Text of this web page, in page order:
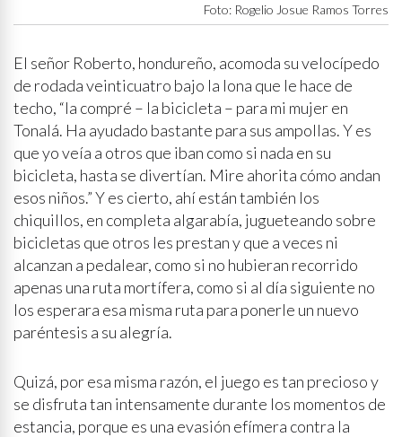
Foto: Rogelio Josue Ramos Torres
El señor Roberto, hondureño, acomoda su velocípedo
de rodada veinticuatro bajo la lona que le hace de
techo, “la compré – la bicicleta – para mi mujer en
Tonalá. Ha ayudado bastante para sus ampollas. Y es
que yo veía a otros que iban como si nada en su
bicicleta, hasta se divertían. Mire ahorita cómo andan
esos niños.” Y es cierto, ahí están también los
chiquillos, en completa algarabía, jugueteando sobre
bicicletas que otros les prestan y que a veces ni
alcanzan a pedalear, como si no hubieran recorrido
apenas una ruta mortífera, como si al día siguiente no
los esperara esa misma ruta para ponerle un nuevo
paréntesis a su alegría.
Quizá, por esa misma razón, el juego es tan precioso y
se disfruta tan intensamente durante los momentos de
estancia, porque es una evasión efímera contra la